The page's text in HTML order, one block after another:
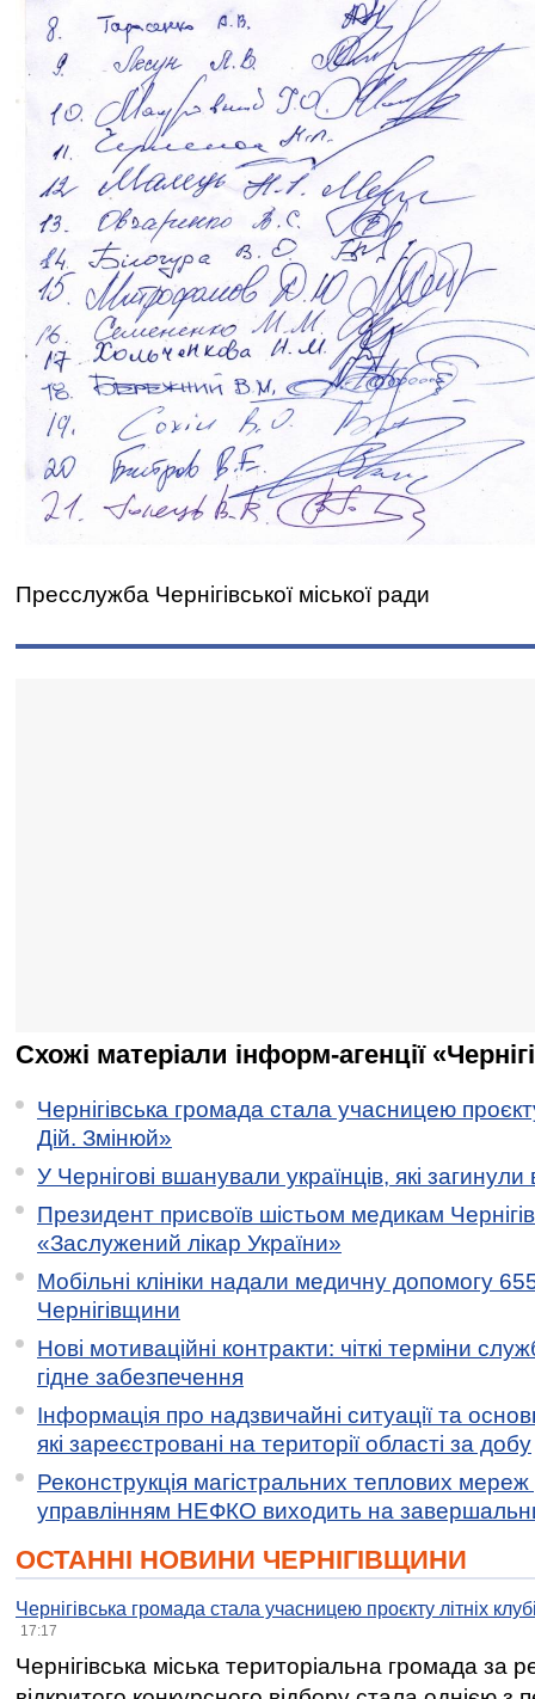
Пресслужба Чернігівської міської ради
Схожі матеріали інформ-агенції
Чернігівська громада стала учасницею
Дій. Змінюй»
У Чернігові вшанували українців, які загинули
Президент присвоїв шістьом медикам
«Заслужений лікар України»
Мобільні клініки надали медичну допомогу
Чернігівщини
Нові мотиваційні контракти: чіткі терміни
гідне забезпечення
Інформація про надзвичайні ситуації та
які зареєстровані на території області за добу
Реконструкція магістральних теплових мереж
управлінням НЕФКО виходить на
ОСТАННІ НОВИНИ ЧЕРНІГІВЩИНИ
Чернігівська громада стала учасницею проєкту літніх
17:17
Чернігівська міська територіальна громада за